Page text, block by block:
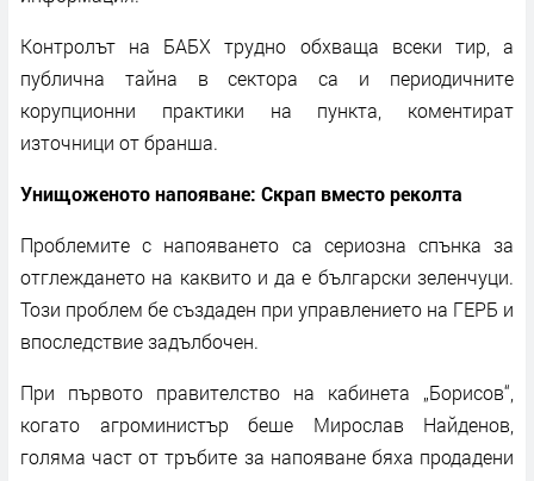
Контролът на БАБХ трудно обхваща всеки тир, а
публична тайна в сектора са и периодичните
корупционни практики на пункта, коментират
източници от бранша.
Унищоженото напояване: Скрап вместо реколта
Проблемите с напояването са сериозна спънка за
отглеждането на каквито и да е български зеленчуци.
Този проблем бе създаден при управлението на ГЕРБ и
впоследствие задълбочен.
При първото правителство на кабинета „Борисов“,
когато агроминистър беше Мирослав Найденов,
голяма част от тръбите за напояване бяха продадени